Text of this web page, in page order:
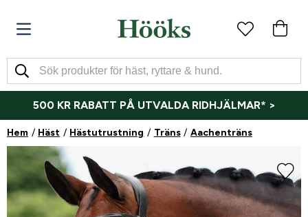
500 KR RABATT PÅ UTVALDA RIDHJÄLMAR* >
Hem Häst Hästutrustning Träns Aachenträns